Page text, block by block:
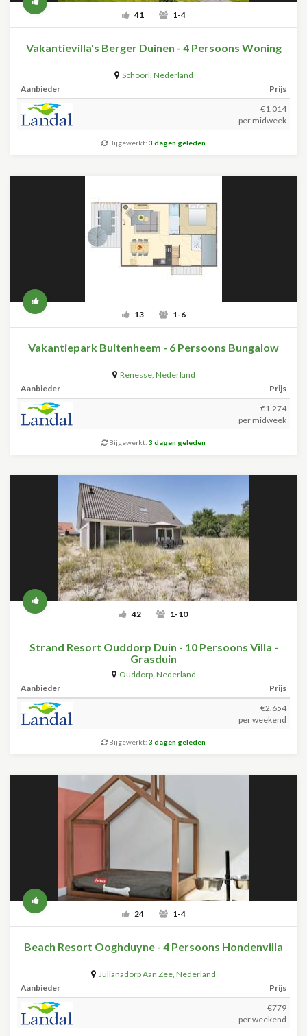
41 1-4
Vakantievilla's Berger Duinen - 4 Persoons Woning
Schoorl, Nederland
Aanbieder
Prijs
€1.014
per midweek
Bijgewerkt: 3 dagen geleden
13 1-6
Vakantiepark Buitenheem - 6 Persoons Bungalow
Renesse, Nederland
Aanbieder
Prijs
€1.274
per midweek
Bijgewerkt: 3 dagen geleden
42 1-10
Strand Resort Ouddorp Duin - 10 Persoons Villa -
Grasduin
Ouddorp, Nederland
Aanbieder
Prijs
€2.654
per weekend
Bijgewerkt: 3 dagen geleden
24 1-4
Beach Resort Ooghduyne - 4 Persoons Hondenvilla
Julianadorp Aan Zee, Nederland
Aanbieder
Prijs
€779
per weekend